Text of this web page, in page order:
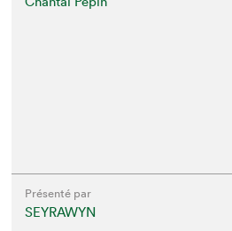
Présenté par
SEYRAWYN